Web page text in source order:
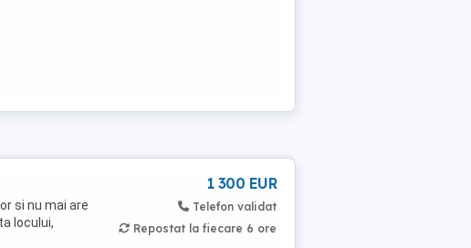
si nu mai are
locului,
1 300 EUR
Telefon validat
Repostat la fiecare 6 ore